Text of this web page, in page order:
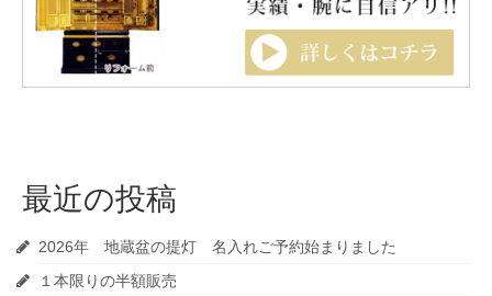
最近の投稿
2026年 地蔵盆の提灯 名入れご予約始まりました
１本限りの半額販売